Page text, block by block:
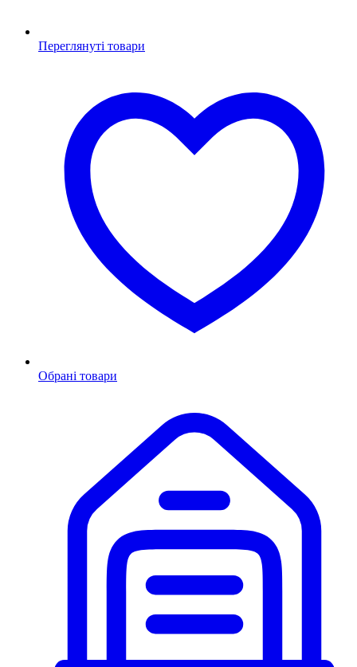
Переглянуті товари
Обрані товари